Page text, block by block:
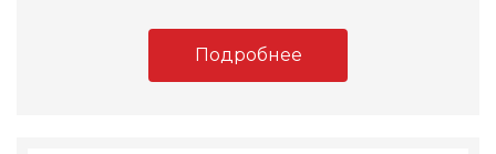
Подробнее